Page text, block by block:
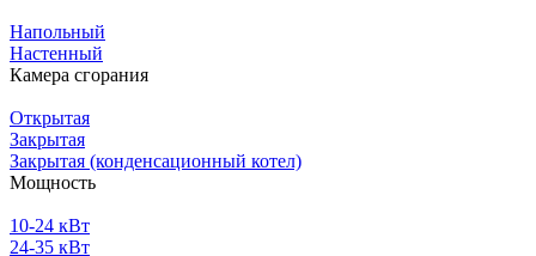
Напольный
Настенный
Камера сгорания
Открытая
Закрытая
Закрытая (конденсационный котел)
Мощность
10-24 кВт
24-35 кВт